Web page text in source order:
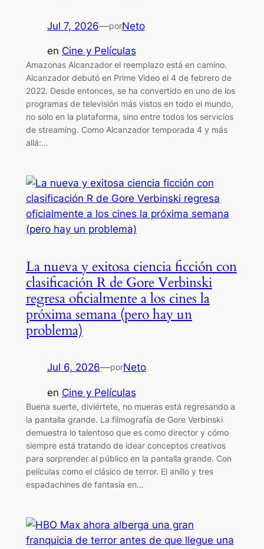
Jul 7, 2026—porNeto
en Cine y Películas
Amazonas Alcanzador el reemplazo está en camino.
Alcanzador debutó en Prime Video el 4 de febrero de
2022. Desde entonces, se ha convertido en uno de los
programas de televisión más vistos en todo el mundo,
no solo en la plataforma, sino entre todos los servicios
de streaming. Como Alcanzador temporada 4 y más
allá:…
La nueva y exitosa ciencia ficción con
clasificación R de Gore Verbinski
regresa oficialmente a los cines la
próxima semana (pero hay un
problema)
Jul 6, 2026—porNeto
en Cine y Películas
Buena suerte, diviértete, no mueras está regresando a
la pantalla grande. La filmografía de Gore Verbinski
demuestra lo talentoso que es como director y cómo
siempre está tratando de idear conceptos creativos
para sorprender al público en la pantalla grande. Con
películas como el clásico de terror. El anillo y tres
espadachines de fantasía en…